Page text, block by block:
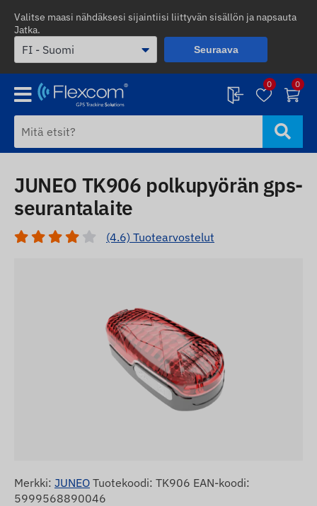
Valitse maasi nähdäksesi sijaintiisi liittyvän sisällön ja napsauta
Jatka.
Seuraava
0 0
JUNEO TK906 polkupyörän gps-
seurantalaite
(4.6) Tuotearvostelut
Merkki: JUNEO Tuotekoodi: TK906 EAN-koodi:
5999568890046